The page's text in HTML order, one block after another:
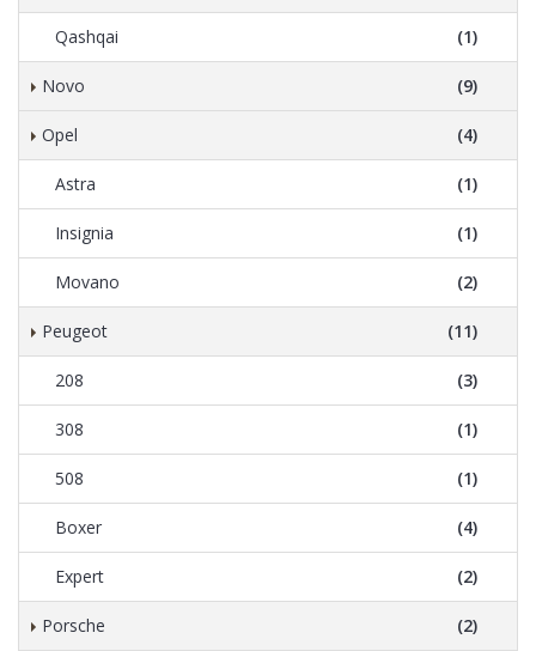
Qashqai (1)
Novo (9)
Opel (4)
Astra (1)
Insignia (1)
Movano (2)
Peugeot (11)
208 (3)
308 (1)
508 (1)
Boxer (4)
Expert (2)
Porsche (2)